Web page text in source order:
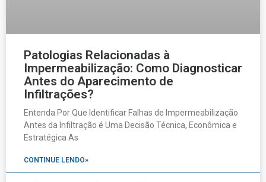
Patologias Relacionadas à
Impermeabilização: Como Diagnosticar
Antes do Aparecimento de
Infiltrações?
Entenda Por Que Identificar Falhas de Impermeabilização
Antes da Infiltração é Uma Decisão Técnica, Econômica e
Estratégica As
CONTINUE LENDO»